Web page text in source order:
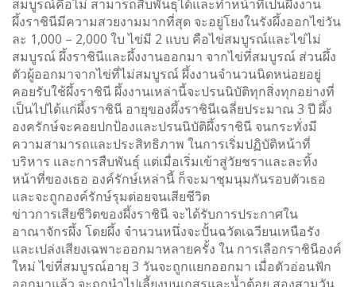
สมบูรณ์คือไม่ สามารถสืบพันธุได้และทำหน้าที่เป็นผึ้งงาน
ผึ้งราชินีมีความสวยงามมากที่สุด จะอยู่โยงในรังผึ้งออกไข่วัน
ละ 1,000 – 2,000 ใบ ไข่มี 2 แบบ คือไข่สมบูรณ์และไข่ไม่
สมบูรณ์ ผึ้งราชินีและผึ้งงานออกมา จากไข่ที่สมบูรณ์ ส่วนผึ้ง
ตัวผู้ออกมาจากไข่ที่ไม่สมบูรณ์ ผึ้งงานจำนวนนิดหน่อยอยู่
คอยรับใช้ผึ้งราชินี ผึ้งงานเหล่านี้จะปรนนิบัติทุกสิ่งทุกอย่างที่
เป็นไปได้แก่ผึ้งราชินี อายุของผึ้งราชินีเฉลี่ยประมาณ 3 ปี ผึ้ง
องครักษ์จะคอยปกป้องและปรนนิบัติผึ้งราชินี จนกระทั่งมี
ความสามารถและประสิทธิภาพ ในการเริ่มปฏิบัติหน้าที่
บริหาร และการสืบพันธุ์ แต่เมื่อเริ่มเข้าสู่วัยชราและละทิ้ง
หน้าที่ของเธอ องค์รักษ์เหล่านี้ ก็จะมาชุมนุมกันรอบตัวเธอ
และจะถูกองค์รักษ์รุมต่อยจนเสียชีวิต
ข่าวการเสียชีวิตของผึ้งราชินี จะได้รับการประกาศใน
อาณาจักรผึ้ง โดยผึ้ง จำนวนหนึ่งจะปั้นฉวัดเฉวียนเหนือรัง
และเปล่งเสียงเฉพาะออกมาหลายครั้ง ใน การเลือกราชินีองค์
ใหม่ ไข่ที่สมบูรณ์อายุ 3 วันจะถูกแยกออกมา เมื่อตัวอ่อนฟัก
ออกมาแล้ว จะถูกนำไปเลี้ยงบนเกสรและน้ำต้อย สองสามวัน